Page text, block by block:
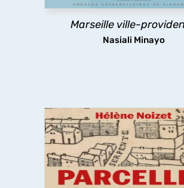
Marseille ville-
Nasiali Minayo
découvrir
Parcelles d’histoire. Paris
Âge